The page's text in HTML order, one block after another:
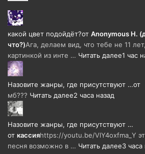
какой цвет подойдёт?от Anonymous H.
что?)Ага, делаем вид, что тебе не 11
картинкой из инте … Читать далее1 час
Назовите жанры, где присутствуют …от
мб??? Читать далее2 часа назад
Назовите жанры, где присутствуют …
от кассияhttps://youtu.be/VlY4oxfma_Y
песня возможно в … Читать далее3 часа